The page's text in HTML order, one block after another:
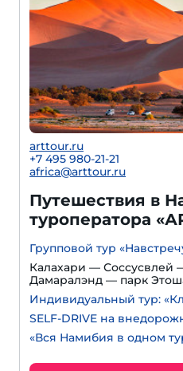
arttour.ru
+7 495 980-21-21
africa@arttour.ru
Путешествия в
туроператора
Групповой тур
Калахари — Соссусвлей
Дамаралэнд — парк
Индивидуальный тур:
SELF-DRIVE на
«Вся Намибия в одном